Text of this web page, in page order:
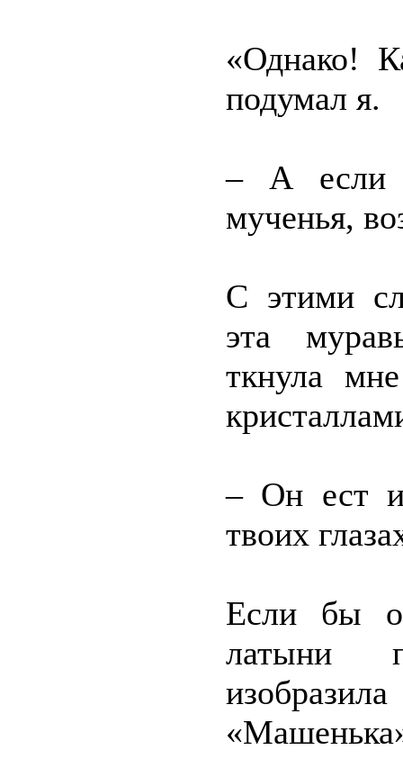
«Однако!
подумал я.
– А если
мученья,
С этими
эта
ткнула
– Он ест
твоих
Если бы
латыни